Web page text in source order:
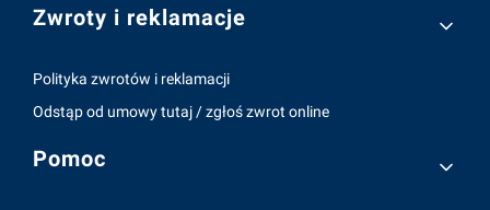
Zwroty i reklamacje
Polityka zwrotów i reklamacji
Odstąp od umowy tutaj / zgłoś zwrot online
Pomoc